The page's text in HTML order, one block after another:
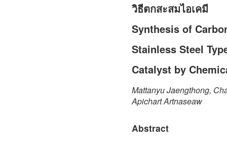
วิธีตกสะสมไอเคมี
Synthesis of
Stainless Steel
Catalyst by
Mattanyu Jaengthong,
Apichart Artnaseaw
Abstract